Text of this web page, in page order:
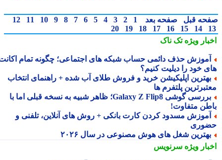
قبل صفحه بعد 1
2
3
4
5
6
7
8
9
10
11
12
14
15
16
17
18
19
20
ویژهتک ناک
حذف دائمی حساب شبکه های اجتماعی؛ چگونه تمام اکانت
خود را دیلیت کنیم؟
اپلیکیشن خرید و فروش طلای آب شده + راهنمای انتخاب
پلتفرم ها
بررسی گوشی Galaxy Z Flip8؛ ظاهر شبیه به نسخه قبلی اما با
متفاوت!
مسدود کردن کارت بانکی + روش های آنلاین، تلفنی و
شغل های هوش مصنوعی در سال ۲۰۲۶
ویژهسرنویس